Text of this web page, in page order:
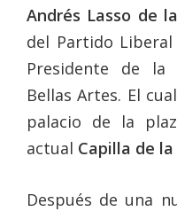
Andrés Lasso de
del Partido Liberal
Presidente de la
Bellas Artes. El
palacio de la
actual Capilla de
Después de una